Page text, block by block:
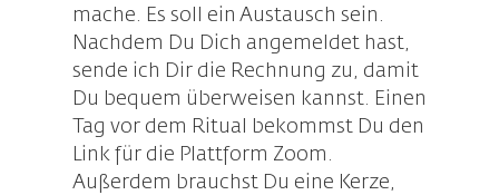
mache. Es soll ein Austausch sein.
Nachdem Du Dich angemeldet hast,
sende ich Dir die Rechnung zu, damit
Du bequem überweisen kannst. Einen
Tag vor dem Ritual bekommst Du den
Link für die Plattform Zoom.
Außerdem brauchst Du eine Kerze,